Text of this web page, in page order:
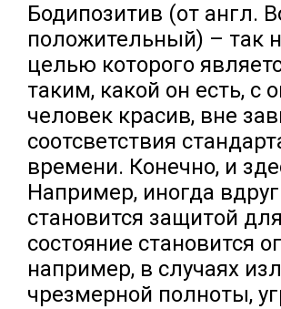
Бодипозитив (от англ.
положительный) – так
целью которого
таким, какой он есть, с
человек красив, вне
соотсветствия
времени. Конечно, и
Например, иногда
становится защитой
состояние становится
например, в случаях
чрезмерной полноты,